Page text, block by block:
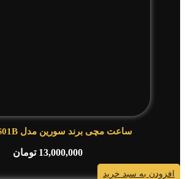
ساعت مچی برند سورین مدل L1235-SS01B
13,000,000 تومان
افزودن به سبد خرید